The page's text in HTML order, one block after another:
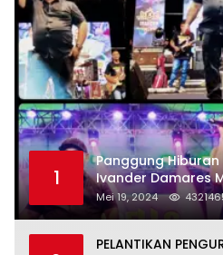
1
Panggung
Ivander Damares
Warga Kejapanan
Mei 19, 2024
PELANTIKAN